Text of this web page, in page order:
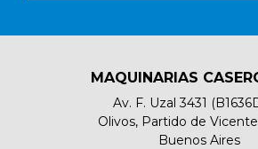
MAQUINARIAS
Av. F. Uzal 3431
Olivos, Partido de
Buenos Aires